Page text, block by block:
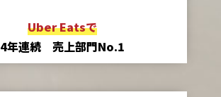
Uber Eatsで
4年連続 売上部門No.1